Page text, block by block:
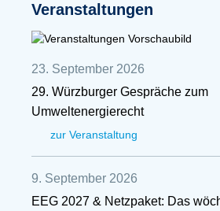
Veranstaltungen
23. September 2026
29. Würzburger Gespräche zum
Umweltenergierecht
zur Veranstaltung
9. September 2026
EEG 2027 & Netzpaket: Das